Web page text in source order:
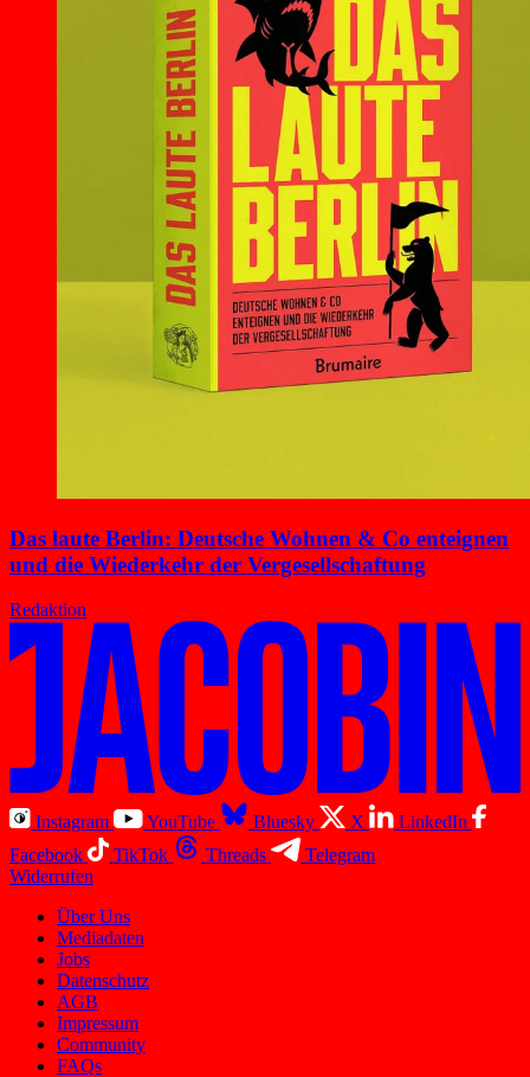
Das laute Berlin: Deutsche Wohnen & Co enteignen
und die Wiederkehr der Vergesellschaftung
Redaktion
Instagram YouTube Bluesky X
LinkedIn
Facebook
TikTok Threads
Telegram
Widerrufen
Über Uns
Mediadaten
Jobs
Datenschutz
AGB
Impressum
Community
FAQs